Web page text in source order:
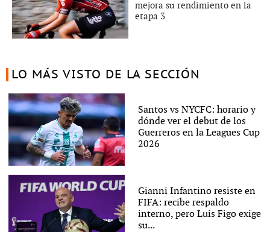
mejora su rendimiento en la
etapa 3
LO MÁS VISTO DE LA SECCIÓN
Santos vs NYCFC: horario y
dónde ver el debut de los
Guerreros en la Leagues Cup
2026
Gianni Infantino resiste en
FIFA: recibe respaldo
interno, pero Luis Figo exige
su...